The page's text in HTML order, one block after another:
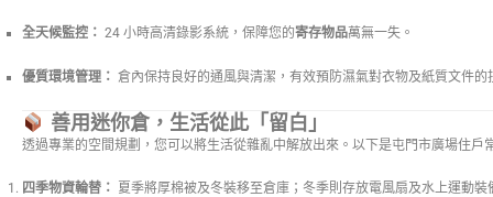
全天候監控： 24 小時高清錄影系統，保障您的寄存物品萬無一失。
優質環境管理： 倉內保持良好的通風與清潔，有效預防濕氣對衣物及紙質文件的
善用迷你倉，生活從此「留白」
透過專業的空間規劃，您可以將生活從雜亂中解放出來。以下是屯門市廣場住戶
四季物資輪替： 夏季將厚棉被及冬裝移至倉庫；冬季則存放電風扇及水上運動